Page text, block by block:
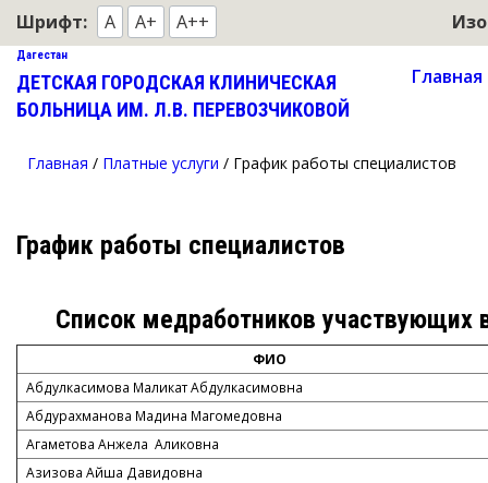
Шрифт: A A+ A++
367010, РД, г.Махачкала, ул. Гагарина 118
Государственное бюджетное учреждение Республики
Дагестан
ДЕТСКАЯ ГОРОДСКАЯ КЛИНИЧЕСКАЯ
БОЛЬНИЦА ИМ. Л.В. ПЕРЕВОЗЧИКОВОЙ
Главная
Главная / Платные услуги / График работы специалистов
График работы специалистов
Список медработников участвующих
ФИО
Абдулкасимова Маликат Абдулкасимовна
Абдурахманова Мадина Магомедовна
Агаметова Анжела Аликовна
Азизова Айша Давидовна